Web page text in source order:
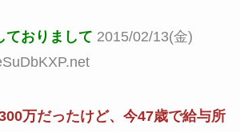
ておりまして 2015/02/13(金)
万だったけど、今47歳で給与所